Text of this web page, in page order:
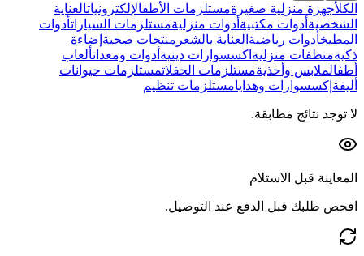
الكلأجهزة منزلية صغيرةمستلزمات الأطفالإلكترونياتالعناية
الشخصية أدوات مكتبية أدوات منزليةمستلزمات السياراتأدوات
المطبخأدوات رياضية العناية بالشعر منتجات صحية إضاءة
ذكيةمنظفات منزلية اكسسوارات دينية أدوات ومعداتألعاب
أطفالملابس وأحذيةمستلزمات الحفلاتمستلزمات حيوانات
أليفة إكسسوارات وهدايامستلزمات تنظيم
لا توجد نتائج مطابقة.
المعاينة قبل الاستلام
افحص طلبك قبل الدفع عند التوصيل.